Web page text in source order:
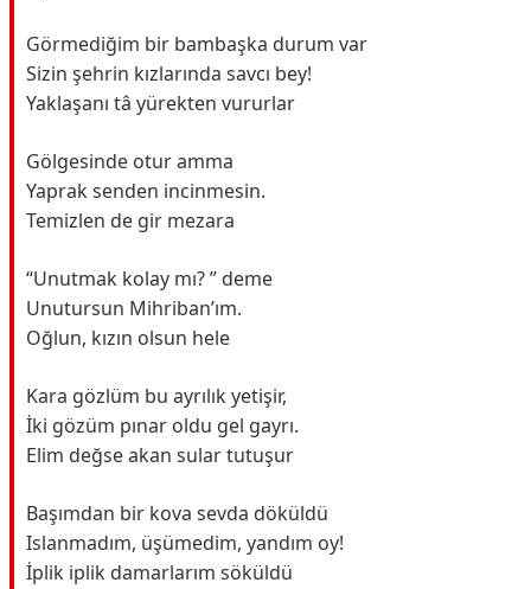
Görmediğim bir bambaşka durum var
Sizin şehrin kızlarında savcı bey!
Yaklaşanı tâ yürekten vururlar
Gölgesinde otur amma
Yaprak senden incinmesin.
Temizlen de gir mezara
“Unutmak kolay mı? ” deme
Unutursun Mihriban’ım.
Oğlun, kızın olsun hele
Kara gözlüm bu ayrılık yetişir,
İki gözüm pınar oldu gel gayrı.
Elim değse akan sular tutuşur
Başımdan bir kova sevda döküldü
Islanmadım, üşümedim, yandım oy!
İplik iplik damarlarım söküldü